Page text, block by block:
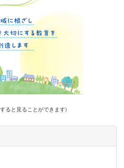
ると見ることができます)